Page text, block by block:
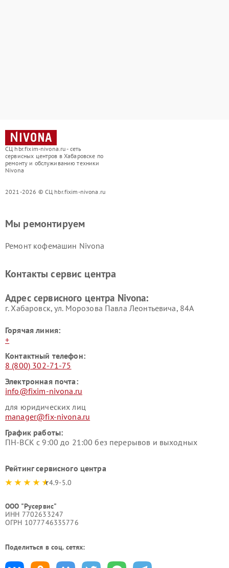
СЦ hbr.fixim-nivona.ru - сеть
сервисных центров в Хабаровске по
ремонту и обслуживанию техники
Nivona
2021-2026 © СЦ hbr.fixim-nivona.ru
Мы ремонтируем
Ремонт кофемашин Nivona
Контакты сервис центра
Адрес сервисного центра Nivona:
г. Хабаровск, ул. Морозова Павла Леонтьевича, 84А
Горячая линия:
+
Контактный телефон:
8 (800) 302-71-75
Электронная почта:
info@fixim-nivona.ru
для юридических лиц
manager@fix-nivona.ru
График работы:
ПН-ВСК с 9:00 до 21:00 без перерывов и выходных
Рейтинг сервисного центра
4.9-5.0
ООО "Русервис"
ИНН 7702633247
ОГРН 1077746335776
Поделиться в соц. сетях: